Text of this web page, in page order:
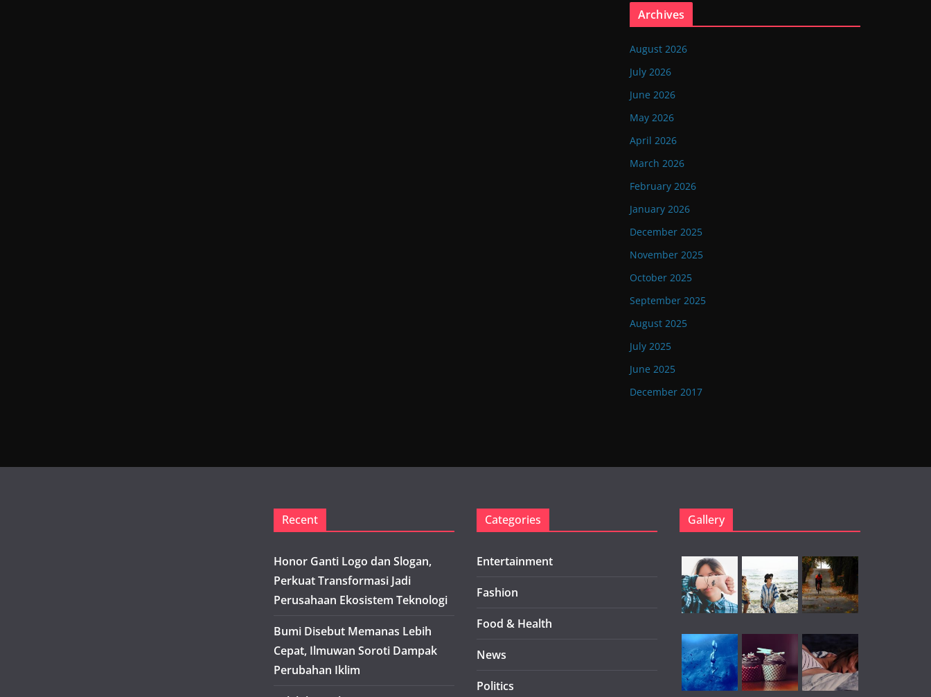
Archives
August 2026
July 2026
June 2026
May 2026
April 2026
March 2026
February 2026
January 2026
December 2025
November 2025
October 2025
September 2025
August 2025
July 2025
June 2025
December 2017
Recent
Honor Ganti Logo dan Slogan,
Perkuat Transformasi Jadi
Perusahaan Ekosistem Teknologi
Bumi Disebut Memanas Lebih
Cepat, Ilmuwan Soroti Dampak
Perubahan Iklim
Categories
Entertainment
Fashion
Food & Health
News
Politics
Gallery